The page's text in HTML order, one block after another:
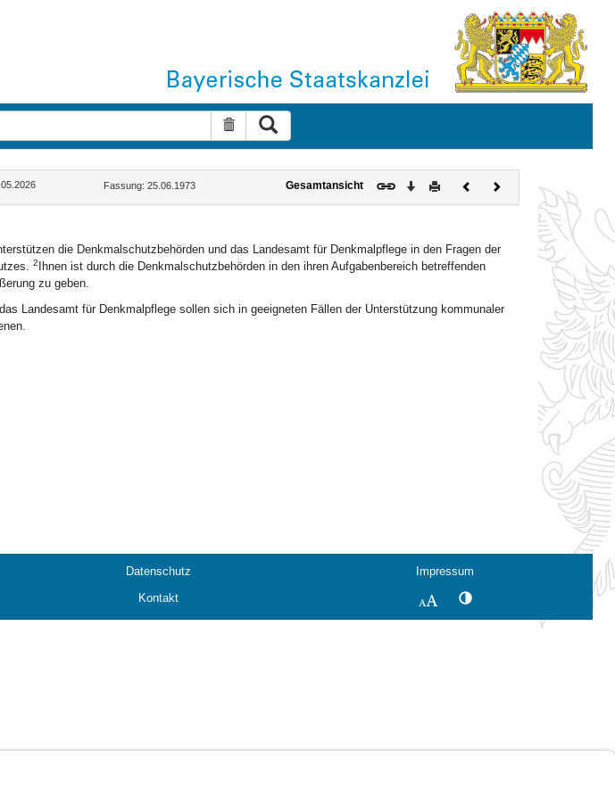
Suche zurücksetzen
Fassung: 25.06.1973 Gesamtansicht Download
DruckenVorherigesNächstes
Dokument
die Denkmalschutzbehörden und das Landesamt für Denkmalpflege in den Fragen der
2
Ihnen ist durch die Denkmalschutzbehörden in den ihren Aufgabenbereich betreffenden
zu geben.
Landesamt für Denkmalpflege sollen sich in geeigneten Fällen der Unterstützung kommunaler
Datenschutz
Impressum
Kontakt SchriftgrößeKontrastwechsel